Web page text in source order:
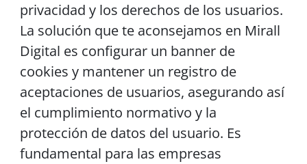
privacidad y los derechos de los usuarios.
La solución que te aconsejamos en Mirall
Digital es configurar un banner de
cookies y mantener un registro de
aceptaciones de usuarios, asegurando así
el cumplimiento normativo y la
protección de datos del usuario. Es
fundamental para las empresas